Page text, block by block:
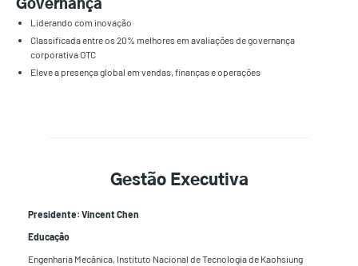
Governança
Liderando com inovação
Classificada entre os 20% melhores em avaliações de governança
corporativa OTC
Eleve a presença global em vendas, finanças e operações
Gestão Executiva
Presidente: Vincent Chen
Educação
Engenharia Mecânica, Instituto Nacional de Tecnologia de Kaohsiung